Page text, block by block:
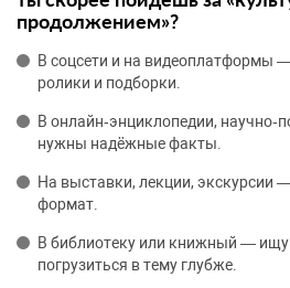
продолжением»?
В соцсети и на видеоплатформы
ролики и подборки.
В онлайн‑энциклопедии,
нужны надёжные факты.
На выставки, лекции,
формат.
В библиотеку или книжный — ищу
погрузиться в тему глубже.